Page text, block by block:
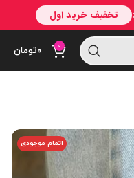
0 ۰تومان
اتمام موجودی